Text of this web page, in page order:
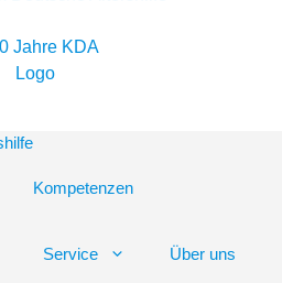
Kompetenzen
Service Über uns